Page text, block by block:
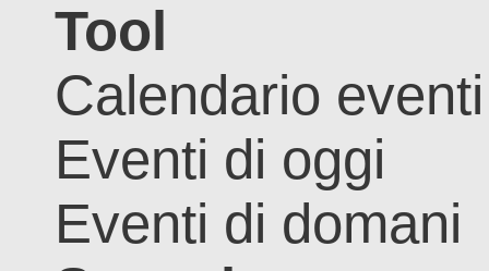
Tool
Calendario eventi
Eventi di oggi
Eventi di domani